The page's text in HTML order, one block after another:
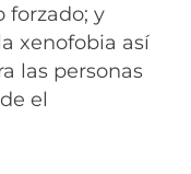
forzado; y
xenofobia así
las personas
el